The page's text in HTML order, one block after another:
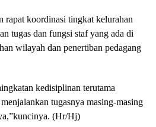
rapat koordinasi tingkat kelurahan
tugas dan fungsi staf yang ada di
wilayah dan penertiban pedagang
kedisiplinan terutama
tugasnya masing-masing
(Hr/Hj)